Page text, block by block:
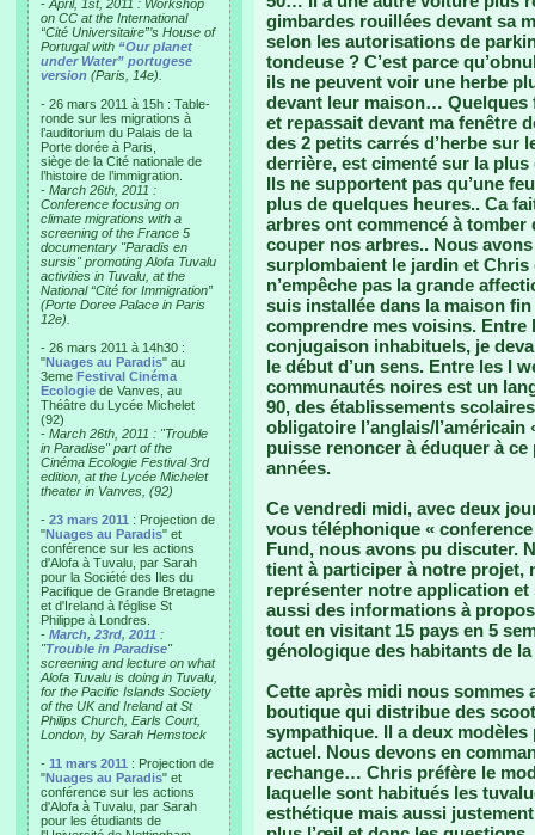
- April, 1st, 2011 : Workshop
on CC at the International
“Cité Universitaire”’s House of
Portugal with “Our planet
under Water” portugese
version (Paris, 14e).
- 26 mars 2011 à 15h : Table-
ronde sur les migrations à
l’auditorium du Palais de la
Porte dorée à Paris,
siège de la Cité nationale de
l’histoire de l’immigration.
- March 26th, 2011 :
Conference focusing on
climate migrations with a
screening of the France 5
documentary "Paradis en
sursis" promoting Alofa Tuvalu
activities in Tuvalu, at the
National “Cité for Immigration”
(Porte Doree Palace in Paris
12e).
- 26 mars 2011 à 14h30 :
"Nuages au Paradis" au
3eme Festival Cinéma
Ecologie de Vanves, au
Théâtre du Lycée Michelet
(92)
- March 26th, 2011 : "Trouble
in Paradise" part of the
Cinéma Ecologie Festival 3rd
edition, at the Lycée Michelet
theater in Vanves, (92)
- 23 mars 2011 : Projection de
"Nuages au Paradis" et
conférence sur les actions
d'Alofa à Tuvalu, par Sarah
pour la Société des Iles du
Pacifique de Grande Bretagne
et d'Ireland à l'église St
Philippe à Londres.
- March, 23rd, 2011 :
"Trouble in Paradise"
screening and lecture on what
Alofa Tuvalu is doing in Tuvalu,
for the Pacific Islands Society
of the UK and Ireland at St
Philips Church, Earls Court,
London, by Sarah Hemstock
- 11 mars 2011 : Projection de
"Nuages au Paradis" et
conférence sur les actions
d'Alofa à Tuvalu, par Sarah
pour les étudiants de
gimbardes rouillées devant sa
selon les autorisations de
tondeuse ? C’est parce
ils ne peuvent voir une herbe
devant leur maison… Quelques
et repassait devant ma fenêtre
des 2 petits carrés d’herbe
derrière, est cimenté sur la
Ils ne supportent pas qu’une
plus de quelques heures.. Ca
arbres ont commencé à tomber
couper nos arbres.. Nous
surplombaient le jardin et
n’empêche pas la grande
suis installée dans la maison fin
comprendre mes voisins. Entre
conjugaison inhabituels, je
le début d’un sens. Entre les I
communautés noires est un
90, des établissements
obligatoire l’anglais/l’américain
puisse renoncer à éduquer à
années.
Ce vendredi midi, avec deux
vous téléphonique «
Fund, nous avons pu discuter.
tient à participer à notre projet,
représenter notre application
aussi des informations à
tout en visitant 15 pays en 5
génologique des habitants de la
Cette après midi nous sommes
boutique qui distribue des
sympathique. Il a deux
actuel. Nous devons en
rechange… Chris préfère le
laquelle sont habitués les
esthétique mais aussi